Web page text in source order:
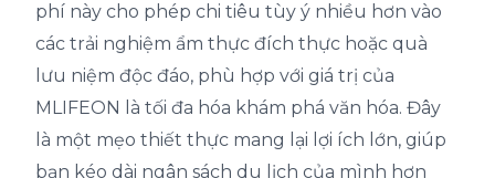
phí này cho phép chi tiêu tùy ý nhiều hơn vào
các trải nghiệm ẩm thực đích thực hoặc quà
lưu niệm độc đáo, phù hợp với giá trị của
MLIFEON là tối đa hóa khám phá văn hóa. Đây
là một mẹo thiết thực mang lại lợi ích lớn, giúp
bạn kéo dài ngân sách du lịch của mình hơn